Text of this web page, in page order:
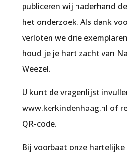
publiceren wij naderhand
het onderzoek. Als dank
verloten we drie
houd je je hart zacht van
Weezel.
U kunt de vragenlijst
www.kerkindenhaag.nl of
QR-code.
Bij voorbaat onze hartelijke